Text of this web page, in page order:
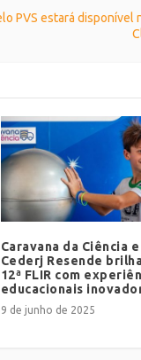
PVS estará disponível
Caravana da Ciência
Cederj Resende
12ª FLIR com
educacionais
9 de junho de 2025